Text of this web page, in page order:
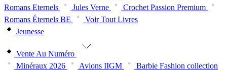
Romans Eternels
Jules Verne
Crochet Passion Premium
Romans Éternels BE
Voir Tout Livres
Jeunesse
Vente Au Numéro
Minéraux 2026
Avions IIGM
Barbie Fashion collection